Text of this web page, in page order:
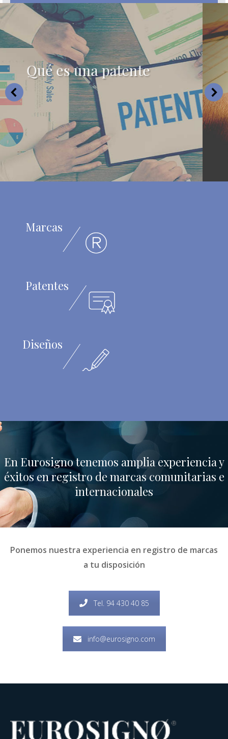
Qué es un modelo de
utilidad
Marcas
Patentes
Diseños
En Eurosigno tenemos amplia experiencia y
éxitos en registro de marcas comunitarias e
internacionales
Ponemos nuestra experiencia en registro de marcas
a tu disposición
Tel. 94 430 40 85
info@eurosigno.com